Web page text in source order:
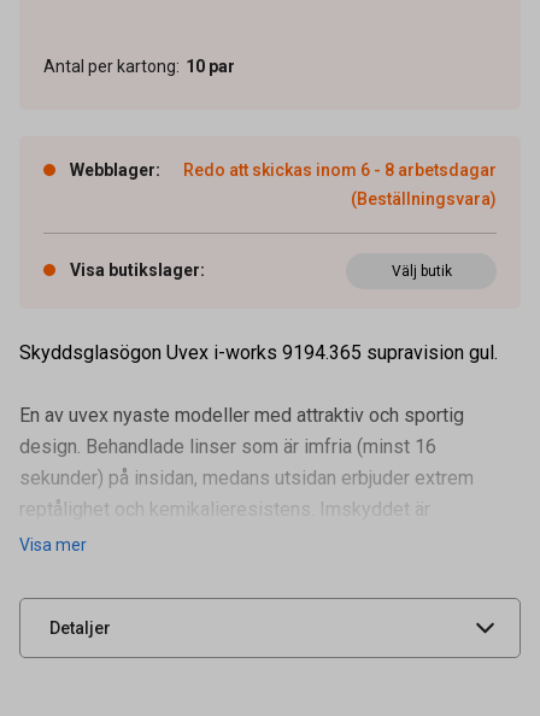
Antal per kartong: 10 par
Webblager:
Redo att skickas inom 6 - 8 arbetsdagar
(Beställningsvara)
Visa butikslager: Välj butik
Skyddsglasögon Uvex i-works 9194.365 supravision gul.
En av uvex nyaste modeller med attraktiv och sportig
design. Behandlade linser som är imfria (minst 16
sekunder) på insidan, medans utsidan erbjuder extrem
reptålighet och kemikalieresistens. Imskyddet är
permanent även efter
Visa mer
Detaljer
Artikelnummer 93100580
Leverantörens
UNSPSC 47131800